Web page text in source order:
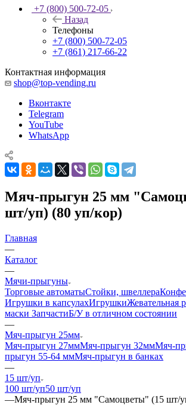
+7 (800) 500-72-05
Назад
Телефоны
+7 (800) 500-72-05
+7 (861) 217-66-22
Контактная информация
shop@top-vending.ru
Вконтакте
Telegram
YouTube
WhatsApp
Мяч-прыгун 25 мм
шт/уп) (80 уп/кор)
Главная
—
Каталог
—
Мячи-прыгуны
Торговые автоматыСтойки, швеллера
Игрушки в капсулахИгрушкиЖевательная
маски ЗапчастиБ/У в отличном состоянии
—
Мяч-прыгун 25мм
Мяч-прыгун 27ммМяч-прыгун 32ммМяч-
прыгун 55-64 ммМяч-прыгун в банках
—
15 шт/уп
100 шт/уп50 шт/уп
—Мяч-прыгун 25 мм "Самоцветы" (15 шт/